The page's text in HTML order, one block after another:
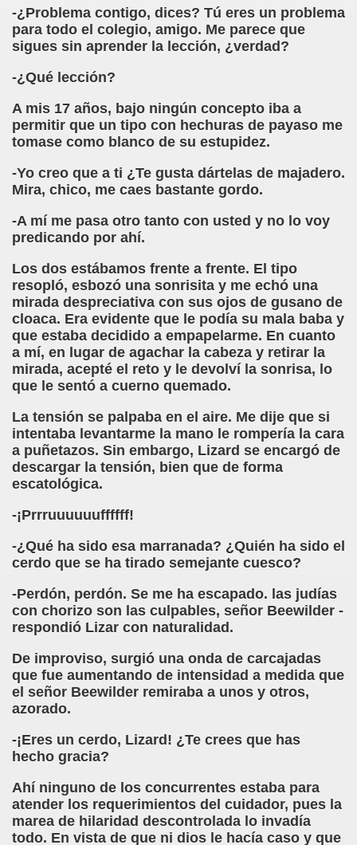
-¿Problema contigo, dices? Tú eres un problema
para todo el colegio, amigo. Me parece que
sigues sin aprender la lección, ¿verdad?
-¿Qué lección?
A mis 17 años, bajo ningún concepto iba a
permitir que un tipo con hechuras de payaso me
tomase como blanco de su estupidez.
-Yo creo que a ti ¿Te gusta dártelas de majadero.
Mira, chico, me caes bastante gordo.
-A mí me pasa otro tanto con usted y no lo voy
predicando por ahí.
Los dos estábamos frente a frente. El tipo
resopló, esbozó una sonrisita y me echó una
mirada despreciativa con sus ojos de gusano de
cloaca. Era evidente que le podía su mala baba y
que estaba decidido a empapelarme. En cuanto
a mí, en lugar de agachar la cabeza y retirar la
mirada, acepté el reto y le devolví la sonrisa, lo
que le sentó a cuerno quemado.
La tensión se palpaba en el aire. Me dije que si
intentaba levantarme la mano le rompería la cara
a puñetazos. Sin embargo, Lizard se encargó de
descargar la tensión, bien que de forma
escatológica.
-¡Prrruuuuuuffffff!
-¿Qué ha sido esa marranada? ¿Quién ha sido el
cerdo que se ha tirado semejante cuesco?
-Perdón, perdón. Se me ha escapado. las judías
con chorizo son las culpables, señor Beewilder -
respondió Lizar con naturalidad.
De improviso, surgió una onda de carcajadas
que fue aumentando de intensidad a medida que
el señor Beewilder remiraba a unos y otros,
azorado.
-¡Eres un cerdo, Lizard! ¿Te crees que has
hecho gracia?
Ahí ninguno de los concurrentes estaba para
atender los requerimientos del cuidador, pues la
marea de hilaridad descontrolada lo invadía
todo. En vista de que ni dios le hacía caso y que
con Pedro Zurita, 14-06-2005 (Transcriptor
Mis Sentidos (Eutiquio Cabrerizo)
ciego, elpais.com, 03-02-2008 (Juan José Millás)
(Juan José Millás)
(José Molina Torres)
(José Molina Torres)
San Luis Gonzaga de la ONCE (José Molina Torres)
Figueroa)
(Andrea Muñoz Fernández)
Muñoz)
- Reunión de Semáforos (José Molina Torres)
Pelayo, Jesús Montoro y Espido Freire)
El País, 12 de Mayo de 1990 (Antonio Muñoz Molina)